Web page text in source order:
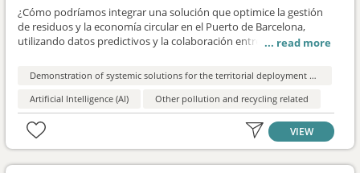
¿Cómo podríamos integrar una solución que optimice la gestión
de residuos y la economía circular en el Puerto de Barcelona, ​​
utilizando datos predictivos y la colaboración entre actores
Demonstration of systemic solutions for the territorial deployment of the circular economy
Artificial Intelligence (AI)
Other pollution and recycling related
VIEW